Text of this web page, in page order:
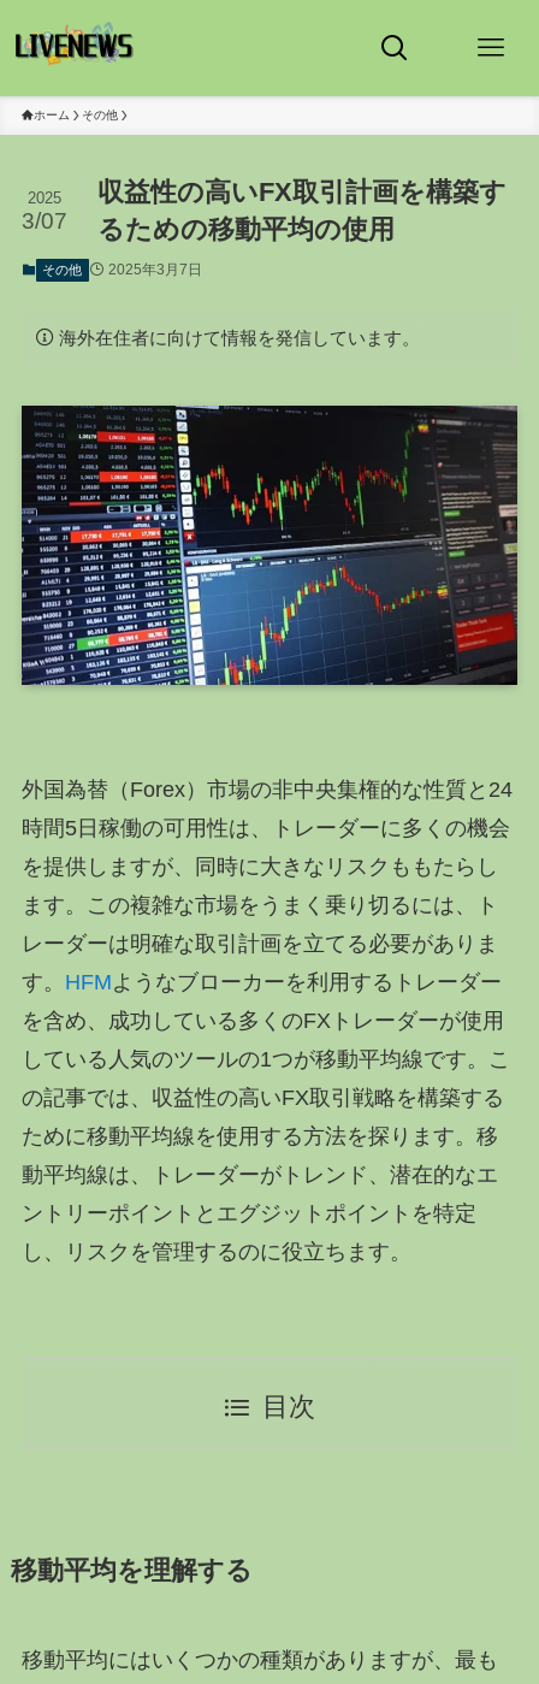
ホーム その他
収益性の高いFX取引計画を構築す
るための移動平均の使用
2025
3/07
その他 2025年3月7日
海外在住者に向けて情報を発信しています。
外国為替（Forex）市場の非中央集権的な性質と24
時間5日稼働の可用性は、トレーダーに多くの機会
を提供しますが、同時に大きなリスクももたらし
ます。この複雑な市場をうまく乗り切るには、ト
レーダーは明確な取引計画を立てる必要がありま
す。 HFMようなブローカーを利用するトレーダー
を含め、成功している多くのFXトレーダーが使用
している人気のツールの1つが移動平均線です。こ
の記事では、収益性の高いFX取引戦略を構築する
ために移動平均線を使用する方法を探ります。移
動平均線は、トレーダーがトレンド、潜在的なエ
ントリーポイントとエグジットポイントを特定
し、リスクを管理するのに役立ちます。
目次
移動平均を理解する
移動平均にはいくつかの種類がありますが、最も